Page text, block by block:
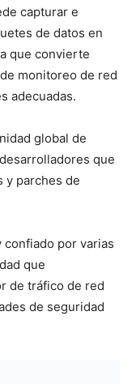
capturar e
de datos en
que convierte
monitoreo de red
adecuadas.
global de
que
y parches de
por varias
que
de tráfico de red
de seguridad